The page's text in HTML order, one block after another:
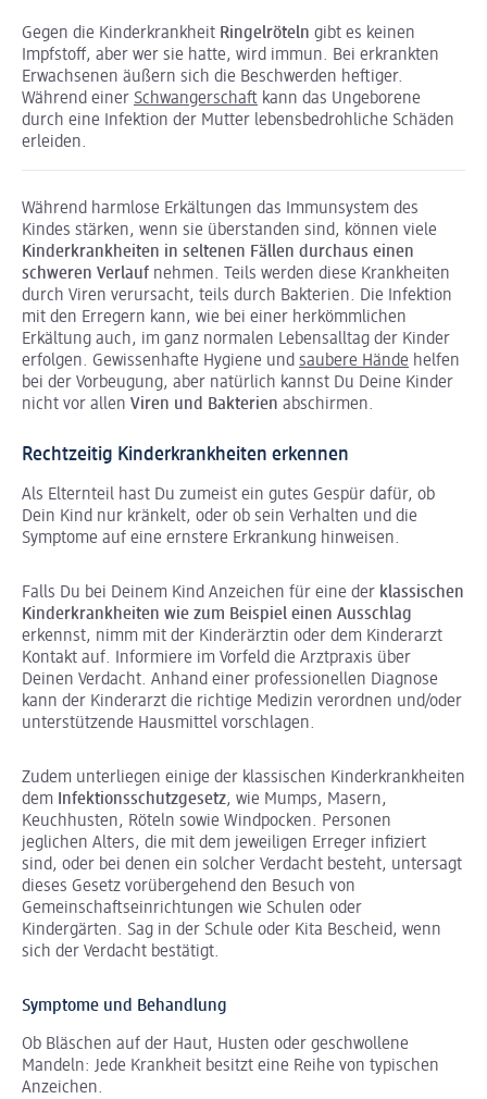
Gegen die Kinderkrankheit Ringelröteln gibt es keinen
Impfstoff, aber wer sie hatte, wird immun. Bei erkrankten
Erwachsenen äußern sich die Beschwerden heftiger.
Während einer Schwangerschaft kann das Ungeborene
durch eine Infektion der Mutter lebensbedrohliche Schäden
erleiden.
Während harmlose Erkältungen das Immunsystem des
Kindes stärken, wenn sie überstanden sind, können viele
Kinderkrankheiten in seltenen Fällen durchaus einen
schweren Verlauf nehmen. Teils werden diese Krankheiten
durch Viren verursacht, teils durch Bakterien. Die Infektion
mit den Erregern kann, wie bei einer herkömmlichen
Erkältung auch, im ganz normalen Lebensalltag der Kinder
erfolgen. Gewissenhafte Hygiene und saubere Hände helfen
bei der Vorbeugung, aber natürlich kannst Du Deine Kinder
nicht vor allen Viren und Bakterien abschirmen.
Rechtzeitig Kinderkrankheiten erkennen
Als Elternteil hast Du zumeist ein gutes Gespür dafür, ob
Dein Kind nur kränkelt, oder ob sein Verhalten und die
Symptome auf eine ernstere Erkrankung hinweisen.
Falls Du bei Deinem Kind Anzeichen für eine der klassischen
Kinderkrankheiten wie zum Beispiel einen Ausschlag
erkennst, nimm mit der Kinderärztin oder dem Kinderarzt
Kontakt auf. Informiere im Vorfeld die Arztpraxis über
Deinen Verdacht. Anhand einer professionellen Diagnose
kann der Kinderarzt die richtige Medizin verordnen und/oder
unterstützende Hausmittel vorschlagen.
Zudem unterliegen einige der klassischen Kinderkrankheiten
dem Infektionsschutzgesetz, wie Mumps, Masern,
Keuchhusten, Röteln sowie Windpocken. Personen
jeglichen Alters, die mit dem jeweiligen Erreger infiziert
sind, oder bei denen ein solcher Verdacht besteht, untersagt
dieses Gesetz vorübergehend den Besuch von
Gemeinschaftseinrichtungen wie Schulen oder
Kindergärten. Sag in der Schule oder Kita Bescheid, wenn
sich der Verdacht bestätigt.
Symptome und Behandlung
Ob Bläschen auf der Haut, Husten oder geschwollene
Mandeln: Jede Krankheit besitzt eine Reihe von typischen
Anzeichen.